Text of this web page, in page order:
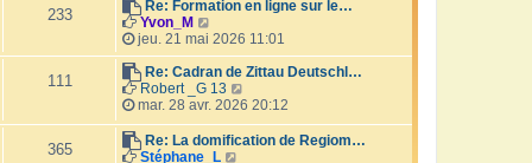
i
r
m
e
s
s
a
g
r
e
d
e
r
n
i
e
233
Re: Formation en ligne sur le…
Yvon_M
o
i
r
l
e
d
e
r
jeu. 21 mai 2026 11:01
111
Re: Cadran de Zittau Deutschl…
Robert _G 13
o
i
r
mar. 28 avr. 2026 20:12
365
Re: La domification de Regiom…
Stéphane_L